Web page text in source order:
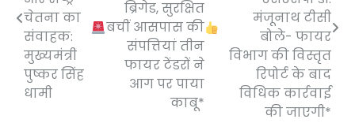
चेतना का
संवाहक:
मुख्यमंत्री
पुष्कर सिंह
धामी
ब्रिगेड, सुरक्षित
बचीं आसपास की
संपत्तियां तीन
फायर टेंडरों ने
आग पर पाया
काबू*
मंजूनाथ टीसी
बोले- फायर
विभाग की विस्तृत
रिपोर्ट के बाद
विधिक कार्रवाई
की जाएगी*